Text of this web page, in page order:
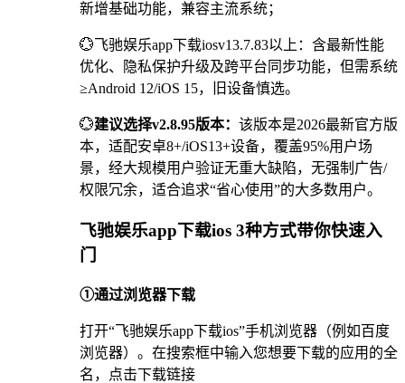
新增基础功能，兼容主流系统；
💮飞驰娱乐app下载iosv13.7.83以上：含最新性能
优化、隐私保护升级及跨平台同步功能，但需系统
≥Android 12/iOS 15，旧设备慎选。
💮建议选择v2.8.95版本： 该版本是2026最新官方版
本，适配安卓8+/iOS13+设备，覆盖95%用户场
景，经大规模用户验证无重大缺陷，无强制广告/
权限冗余，适合追求“省心使用”的大多数用户。
飞驰娱乐app下载ios 3种方式带你快速入
门
①通过浏览器下载
打开“飞驰娱乐app下载ios”手机浏览器（例如百度
浏览器）。在搜索框中输入您想要下载的应用的全
名，点击下载链接